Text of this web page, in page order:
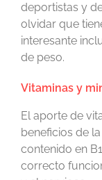
deportistas y
olvidar que
interesante
de peso.
Vitaminas y
El aporte de
beneficios de
contenido en
correcto